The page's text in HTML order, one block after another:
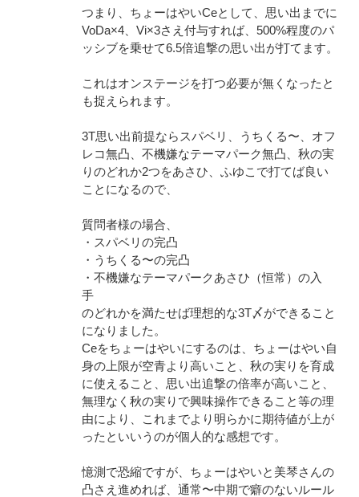
つまり、ちょーはやいCeとして、思い出までに
VoDa×4、Vi×3さえ付与すれば、500%程度のパ
ッシブを乗せて6.5倍追撃の思い出が打てます。
これはオンステージを打つ必要が無くなったと
も捉えられます。
3T思い出前提ならスパベリ、うちくる〜、オフ
レコ無凸、不機嫌なテーマパーク無凸、秋の実
りのどれか2つをあさひ、ふゆこで打てば良い
ことになるので、
質問者様の場合、
・スパベリの完凸
・うちくる〜の完凸
・不機嫌なテーマパークあさひ（恒常）の入
手
のどれかを満たせば理想的な3T〆ができること
になりました。
Ceをちょーはやいにするのは、ちょーはやい自
身の上限が空青より高いこと、秋の実りを育成
に使えること、思い出追撃の倍率が高いこと、
無理なく秋の実りで興味操作できること等の理
由により、これまでより明らかに期待値が上が
ったといいうのが個人的な感想です。
憶測で恐縮ですが、ちょーはやいと美琴さんの
凸さえ進めれば、通常〜中期で癖のないルール